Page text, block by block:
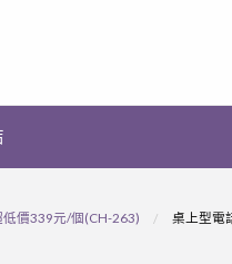
低價339元/個(CH-263) 桌上型電